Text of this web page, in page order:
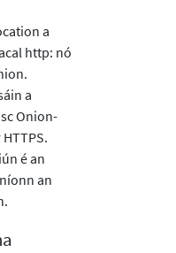
a
http: nó
a
Onion-
é an
an